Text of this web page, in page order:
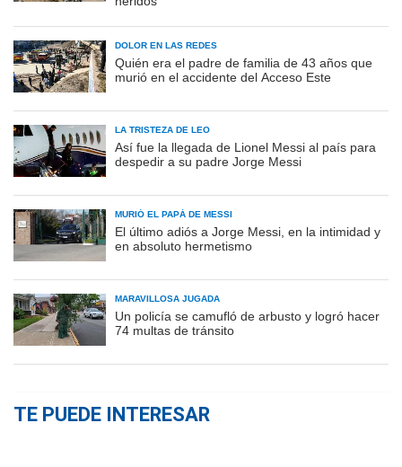
DOLOR EN LAS REDES
Quién era el padre de familia de 43 años que
murió en el accidente del Acceso Este
LA TRISTEZA DE LEO
Así fue la llegada de Lionel Messi al país para
despedir a su padre Jorge Messi
MURIÓ EL PAPÁ DE MESSI
El último adiós a Jorge Messi, en la intimidad y
en absoluto hermetismo
MARAVILLOSA JUGADA
Un policía se camufló de arbusto y logró hacer
74 multas de tránsito
TE PUEDE INTERESAR